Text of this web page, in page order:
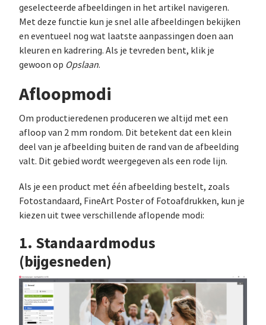
geselecteerde afbeeldingen in het artikel navigeren.
Met deze functie kun je snel alle afbeeldingen bekijken
en eventueel nog wat laatste aanpassingen doen aan
kleuren en kadrering. Als je tevreden bent, klik je
gewoon op Opslaan.
Afloopmodi
Om productieredenen produceren we altijd met een
afloop van 2 mm rondom. Dit betekent dat een klein
deel van je afbeelding buiten de rand van de afbeelding
valt. Dit gebied wordt weergegeven als een rode lijn.
Als je een product met één afbeelding bestelt, zoals
Fotostandaard, FineArt Poster of Fotoafdrukken, kun je
kiezen uit twee verschillende aflopende modi:
1. Standaardmodus
(bijgesneden)